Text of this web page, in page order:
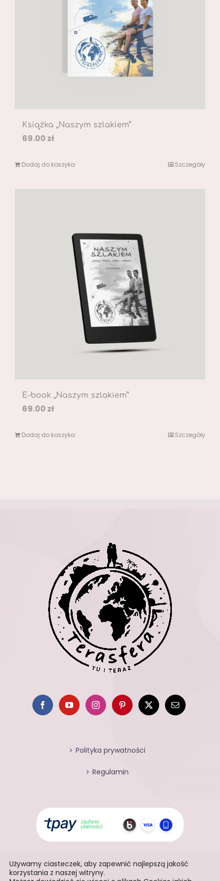
Książka „Naszym szlakiem”
69.00 zł
Dodaj do koszyka Szczegóły
E-book „Naszym szlakiem”
69.00 zł
Dodaj do koszyka Szczegóły
Polityka prywatności
Regulamin
Używamy ciasteczek, aby zapewnić najlepszą jakość
korzystania z naszej witryny.